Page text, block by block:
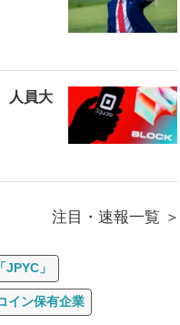
人員大
注目・速報一覧
」
イン保有企業